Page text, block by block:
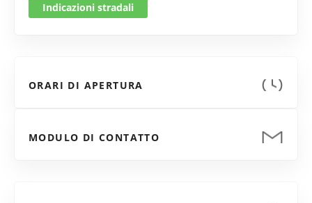
Indicazioni stradali
ORARI DI APERTURA
MODULO DI CONTATTO